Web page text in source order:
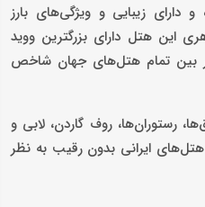
زیبایی و ویژگی‌های بارز
این هتل دارای بزرگترین ووید
بین تمام هتل‌های جهان شاخص
رستوران‌ها، روف گاردن، لابی و
ایرانی بدون رقیب به نظر